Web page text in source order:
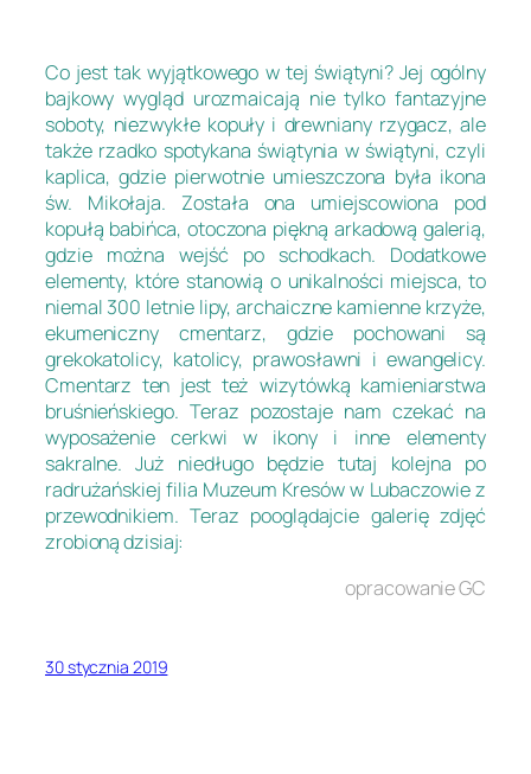
Co jest tak wyjątkowego w tej świątyni? Jej ogólny
bajkowy wygląd urozmaicają nie tylko fantazyjne
soboty, niezwykłe kopuły i drewniany rzygacz, ale
także rzadko spotykana świątynia w świątyni, czyli
kaplica, gdzie pierwotnie umieszczona była ikona
św. Mikołaja. Została ona umiejscowiona pod
kopułą babińca, otoczona piękną arkadową galerią,
gdzie można wejść po schodkach. Dodatkowe
elementy, które stanowią o unikalności miejsca, to
niemal 300 letnie lipy, archaiczne kamienne krzyże,
ekumeniczny cmentarz, gdzie pochowani są
grekokatolicy, katolicy, prawosławni i ewangelicy.
Cmentarz ten jest też wizytówką kamieniarstwa
bruśnieńskiego. Teraz pozostaje nam czekać na
wyposażenie cerkwi w ikony i inne elementy
sakralne. Już niedługo będzie tutaj kolejna po
radrużańskiej filia Muzeum Kresów w Lubaczowie z
przewodnikiem. Teraz pooglądajcie galerię zdjęć
zrobioną dzisiaj:
opracowanie GC
30 stycznia 2019